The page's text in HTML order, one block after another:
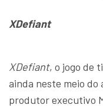
XDefiant
XDefiant, o jogo de
ainda neste meio do
produtor executivo